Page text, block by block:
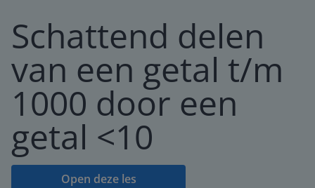
Schattend delen
van een getal t/m
1000 door een
getal <10
Open deze les